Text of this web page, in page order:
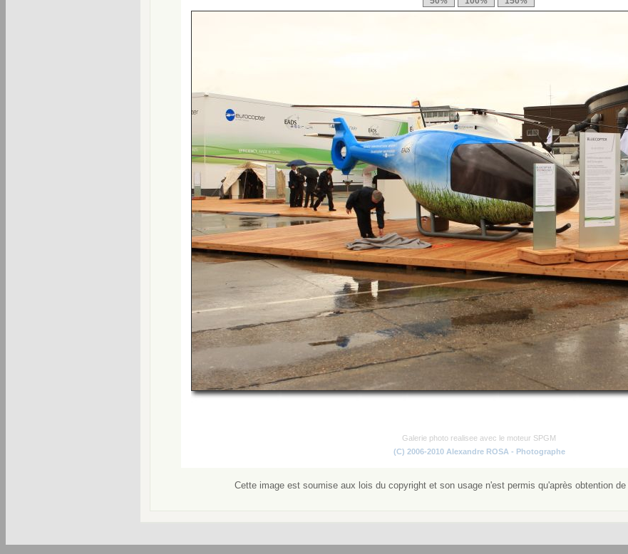
Galerie photo realisee avec le moteur SPGM
(C) 2006-2010 Alexandre ROSA - Photographe
Cette image est soumise aux lois du copyright et son usage n'est permis qu'après obtention de